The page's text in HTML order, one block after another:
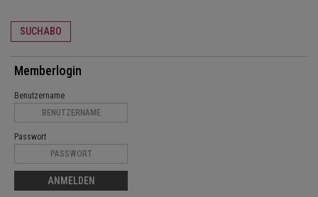
SUCHABO
Memberlogin
Benutzername
Passwort
ANMELDEN